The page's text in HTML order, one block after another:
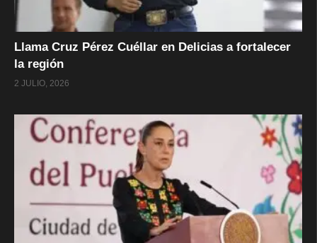
Llama Cruz Pérez Cuéllar en Delicias a fortalecer
la región
2 JULIO, 2026